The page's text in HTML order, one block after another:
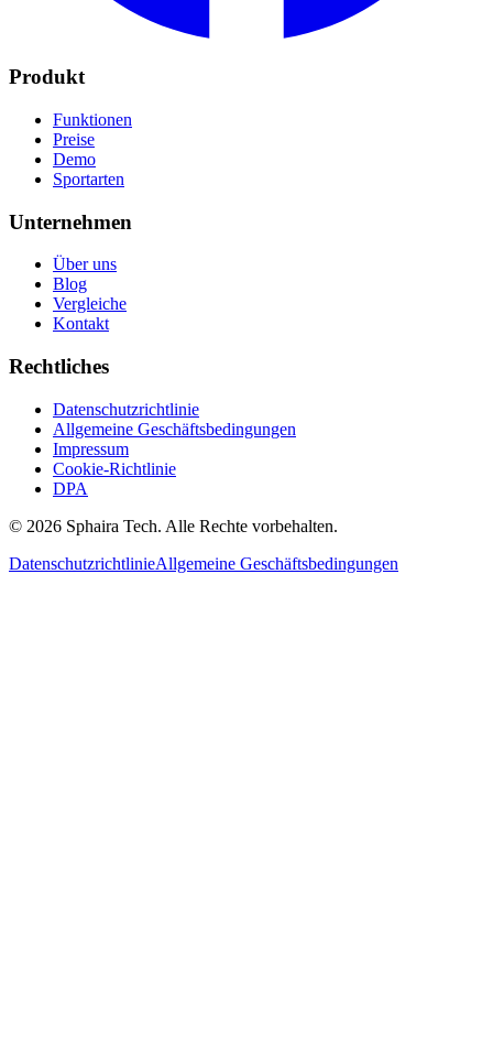
Produkt
Funktionen
Preise
Demo
Sportarten
Unternehmen
Über uns
Blog
Vergleiche
Kontakt
Rechtliches
Datenschutzrichtlinie
Allgemeine Geschäftsbedingungen
Impressum
Cookie-Richtlinie
DPA
© 2026 Sphaira Tech. Alle Rechte vorbehalten.
DatenschutzrichtlinieAllgemeine Geschäftsbedingungen